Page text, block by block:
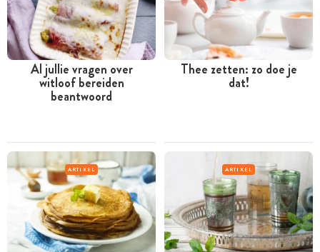
Al jullie vragen over
witloof bereiden
beantwoord
Thee zetten: zo doe je
dat!
ARTIKEL ARTIKEL